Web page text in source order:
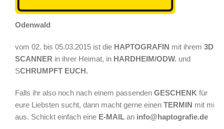
Odenwald
vom 02. bis 05.03.2015 ist die HAPTOGRAFIN mit ihrem3D-
SCANNER in ihrer Heimat, in HARDHEIM/ODW. und
SCHRUMPFT EUCH.
Falls ihr also noch nach einem passendenGESCHENK für
eure Liebsten sucht, dann macht gerne einenTERMIN mit mir
aus. Schickt einfach eine E-MAIL an info@haptografie.de